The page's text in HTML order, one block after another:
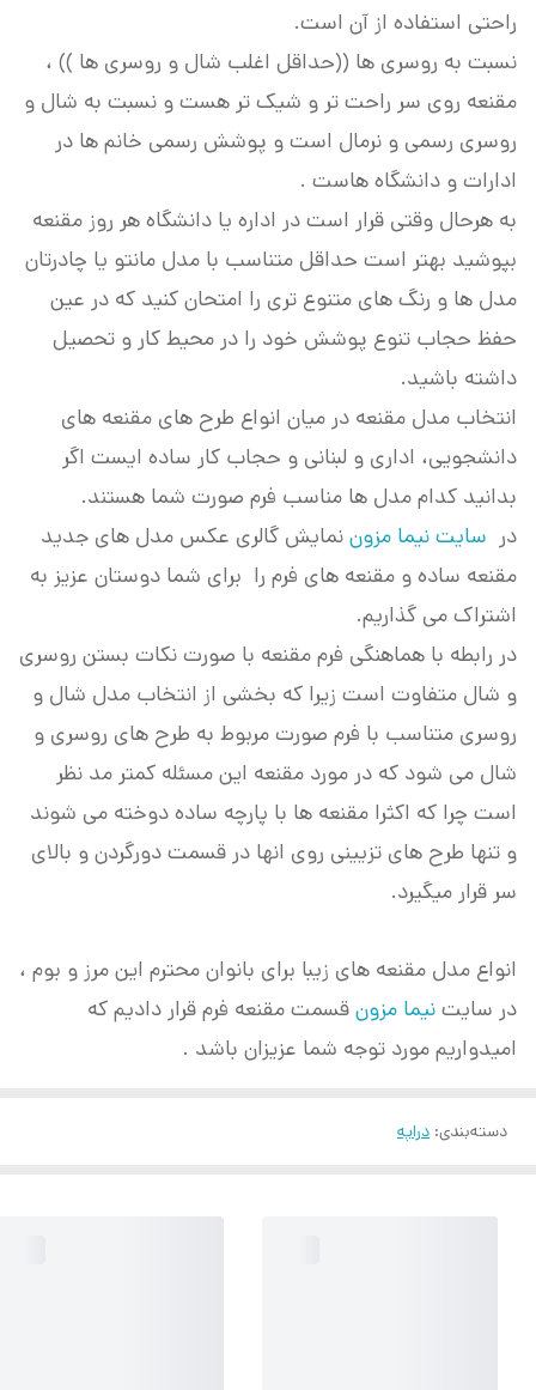
راحتی استفاده از آن است.
نسبت به روسری ها ((حداقل اغلب شال و روسری ها )) ،
مقنعه روی سر راحت تر و شیک تر هست و نسبت به شال و
روسری رسمی و نرمال است و پوشش رسمی خانم ها در
ادارات و دانشگاه هاست .
به هرحال وقتی قرار است در اداره یا دانشگاه هر روز مقنعه
بپوشید بهتر است حداقل متناسب با مدل مانتو یا چادرتان
مدل ها و رنگ های متنوع تری را امتحان کنید که در عین
حفظ حجاب تنوع پوشش خود را در محیط کار و تحصیل
داشته باشید.
انتخاب مدل مقنعه در میان انواع طرح های مقنعه های
دانشجویی، اداری و لبنانی و حجاب کار ساده ایست اگر
بدانید کدام مدل ها مناسب فرم صورت شما هستند.
در سایت نیما مزوننمایش گالری عکس مدل های جدید
مقنعه ساده و مقنعه های فرم را برای شما دوستان عزیز به
اشتراک می گذاریم.
در رابطه با هماهنگی فرم مقنعه با صورت نکات بستن روسری
و شال متفاوت است زیرا که بخشی از انتخاب مدل شال و
روسری متناسب با فرم صورت مربوط به طرح های روسری و
شال می شود که در مورد مقنعه این مسئله کمتر مد نظر
است چرا که اکثرا مقنعه ها با پارچه ساده دوخته می شوند
و تنها طرح های تزیینی روی انها در قسمت دورگردن و بالای
سر قرار میگیرد.
انواع مدل مقنعه های زیبا برای بانوان محترم این مرز و بوم ،
در سایتنیما مزونقسمت مقنعه فرم قرار دادیم که
امیدواریم مورد توجه شما عزیزان باشد .
دسته‌بندی: دراپه